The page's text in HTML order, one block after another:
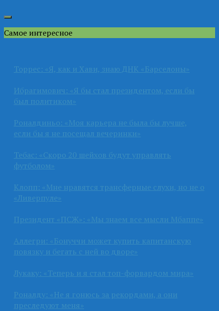
Самое интересное
Торрес: «Я, как и Хави, знаю ДНК «Барселоны»
Ибрагимович: «Я бы стал президентом, если бы
был политиком»
Роналдиньо: «Моя карьера не была бы лучше,
если бы я не посещал вечеринки»
Тебас: «Скоро 20 шейхов будут управлять
футболом»
Клопп: «Мне нравятся трансферные слухи, но не о
«Ливерпуле»
Президент «ПСЖ»: «Мы знаем все мысли Мбаппе»
Аллегри: «Бонуччи может купить капитанскую
повязку и бегать с ней во дворе»
Лукаку: «Теперь и я стал топ-форвардом мира»
Роналду: «Не я гонюсь за рекордами, а они
преследуют меня»